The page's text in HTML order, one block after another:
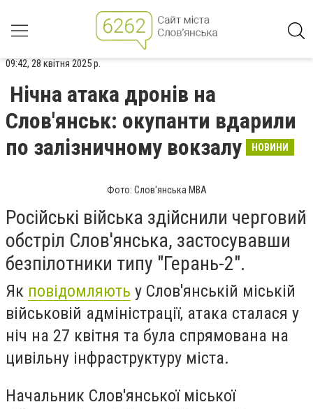
09:42, 28 квітня 2025 р.
Нічна атака дронів на
Слов'янськ: окупанти вдарили
по залізничному вокзалу
НОВИНИ
Фото: Слов'янська МВА
Російські війська здійснили черговий
обстріл Слов'янська, застосувавши
безпілотники типу "Герань-2".
Як повідомляють у Слов'янській міській
військовій адміністрації, атака сталася у
ніч на 27 квітня та була спрямована на
цивільну інфраструктуру міста.
Начальник Слов'янської міської